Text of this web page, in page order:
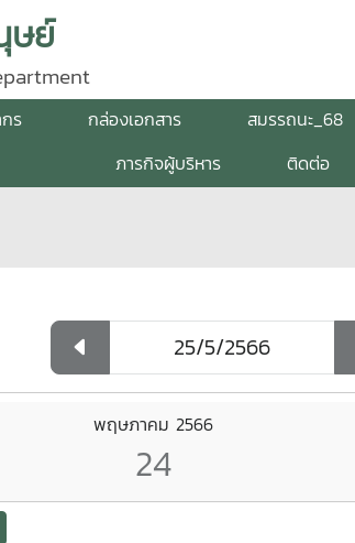
ษย์
ร กล่องเอกสาร สมรรถนะ_68
ภารกิจผู้บริหาร
ติดต่อ
พฤษภาคม 2566
24